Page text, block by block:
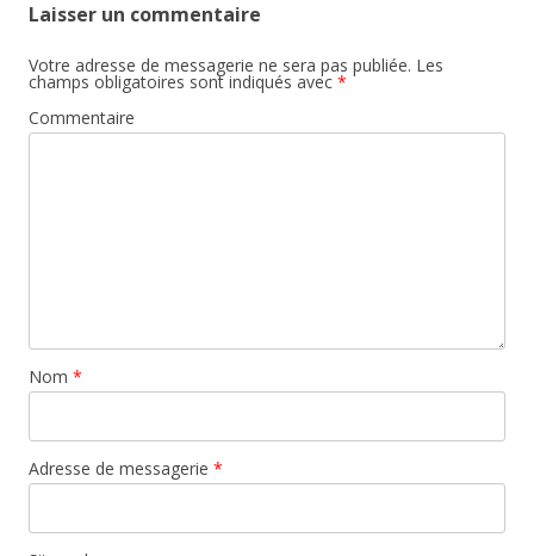
Laisser un commentaire
Votre adresse de messagerie ne sera pas publiée. Les
champs obligatoires sont indiqués avec *
Commentaire
Nom *
Adresse de messagerie *